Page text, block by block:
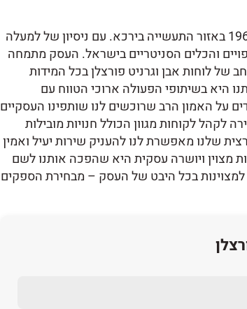
מועדי דאהיש חוסיין – יבואן לגרניט פורצלן ואבן טבעית הוא עסק משפחתי מוביל הפועל משנת 1968 באזור התעשייה בירכא. עם ניסיון של למעלה
והכלים הסניטריים בישראל. העסק מתמחה
של לוחות אבן וגרניט פורצלן בכל המידות
היא בשיתופי הפעולה ארוכי הטווח עם
על האמון הרב שרוכשים לנו שותפינו העסקיים
לקוחות מגוון הכולל חנויות מובילות
שלנו מאפשרת לנו להעניק שירות יעיל ואמין
מצוין ויושרה עסקית היא שהפכה אותנו לשם
למצוינות בכל היבט של העסק – מבחירת הספקים